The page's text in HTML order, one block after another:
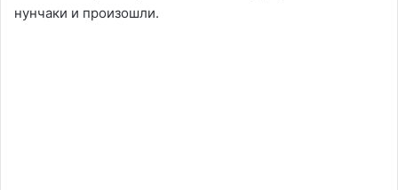
нунчаки и произошли.